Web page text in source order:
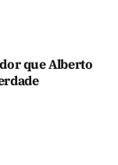
que Alberto